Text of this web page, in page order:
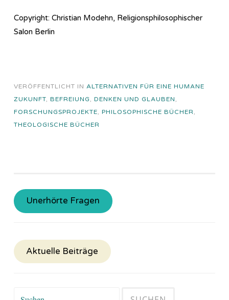
Copyright: Christian Modehn, Religionsphilosophischer
Salon Berlin
VERÖFFENTLICHT IN ALTERNATIVEN FÜR EINE HUMANE
ZUKUNFT, BEFREIUNG, DENKEN UND GLAUBEN,
FORSCHUNGSPROJEKTE, PHILOSOPHISCHE BÜCHER,
THEOLOGISCHE BÜCHER
Unerhörte Fragen
Aktuelle Beiträge
Suchen